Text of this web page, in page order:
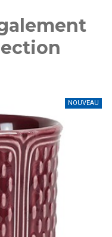
NOUVEAU